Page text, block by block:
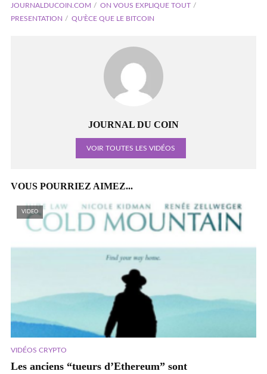
JOURNALDUCOIN.COM
ON VOUS EXPLIQUE TOUT
PRESENTATION
QU'ÈCE QUE LE BITCOIN
JOURNAL DU COIN
VOIR TOUTES LES VIDÉOS
VOUS POURRIEZ AIMEZ...
VIDEO
VIDÉOS CRYPTO
Les anciens “tueurs d’Ethereum” sont